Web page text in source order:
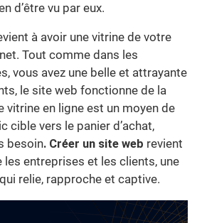
d’être vu par eux.
à avoir une vitrine de votre
Tout comme dans les
vous avez une belle et attrayante
le site web fonctionne de la
vitrine en ligne est un moyen de
cible vers le panier d’achat,
besoin. Créer un site web revient
les entreprises et les clients, une
relie, rapproche et captive.